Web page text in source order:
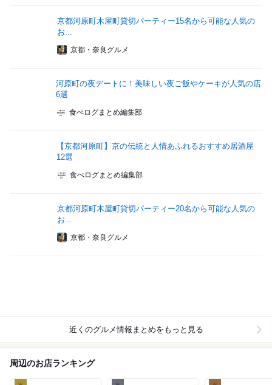
京都河原町木屋町貸切パーティー15名から可能な人気の
お...
京都・奈良グルメ
河原町の夜デートに！美味しい夜ご飯やケーキが人気の店
6選
食べログまとめ編集部
【京都河原町】京の伝統と人情あふれるおすすめ居酒屋
12選
食べログまとめ編集部
京都河原町木屋町貸切パーティー20名から可能な人気の
お...
京都・奈良グルメ
近くのグルメ情報まとめをもっと見る
周辺のお店ランキング